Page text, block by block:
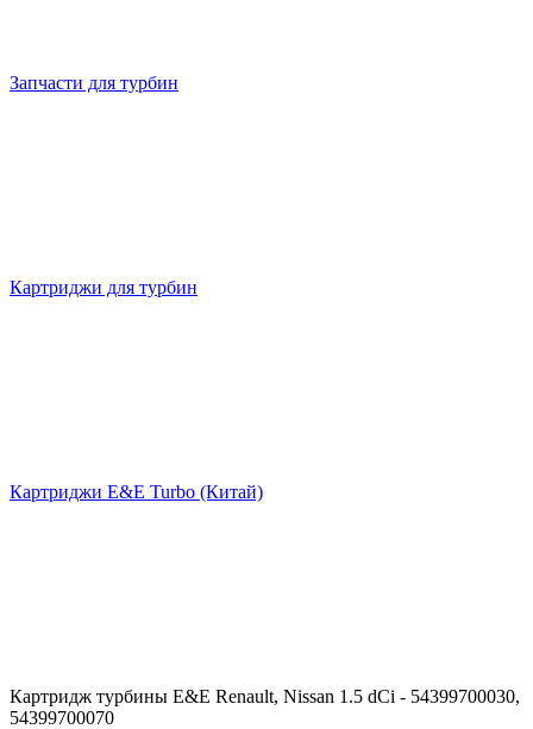
Запчасти для турбин
Картриджи для турбин
Картриджи E&E Turbo (Китай)
Картридж турбины E&E Renault, Nissan 1.5 dCi - 54399700030,
54399700070